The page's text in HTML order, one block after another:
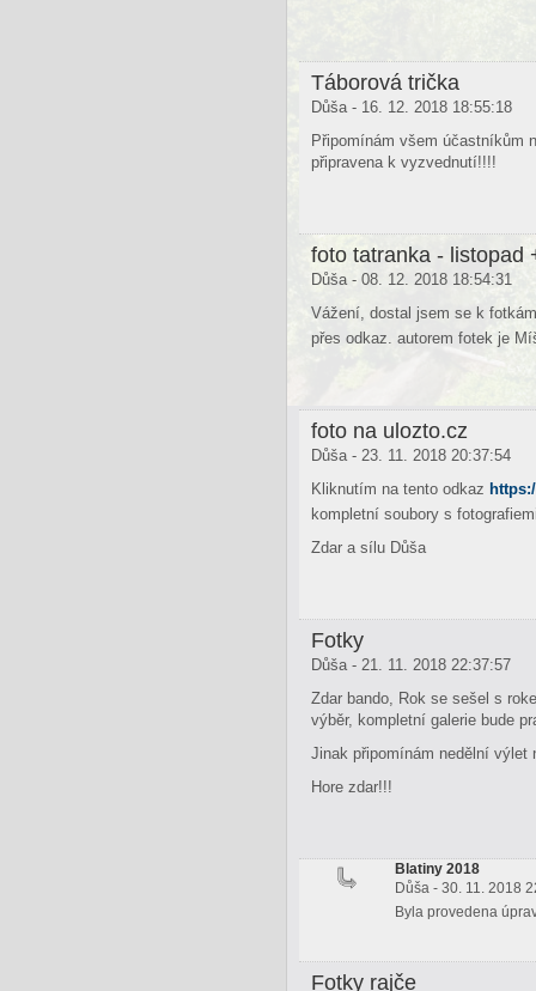
Táborová trička
Důša - 16. 12. 2018 18:55:18
Připomínám všem účastníkům
připravena k vyzvednutí!!!!
foto tatranka - listopad
Důša - 08. 12. 2018 18:54:31
Vážení, dostal jsem se k
přes odkaz. autorem fotek je
foto na ulozto.cz
Důša - 23. 11. 2018 20:37:54
Kliknutím na tento odkaz
kompletní soubory s
Zdar a sílu Důša
Fotky
Důša - 21. 11. 2018 22:37:57
Zdar bando, Rok se sešel s
výběr, kompletní galerie bude
Jinak připomínám nedělní výlet
Hore zdar!!!
Blatiny 2018
Důša - 30. 11. 2018
Byla provedena
Fotky rajče